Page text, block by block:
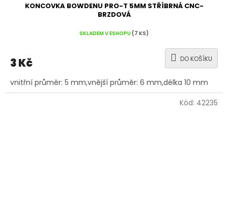
KONCOVKA BOWDENU PRO-T 5MM STŘÍBRNÁ CNC-
BRZDOVÁ
SKLADEM V ESHOPU(7 KS)
3 Kč DO KOŠÍKU
vnitřní průměr: 5 mm,vnější průměr: 6 mm,délka 10 mm
Kód: 42235